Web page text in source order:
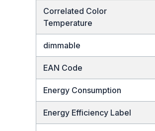
Correlated Color
Temperature
dimmable
EAN Code
Energy Consumption
Energy Efficiency Label